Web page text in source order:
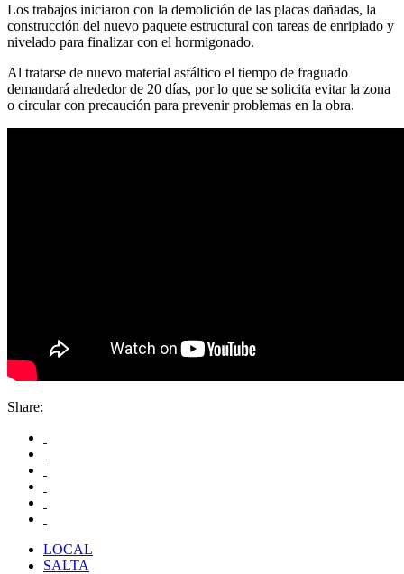
Los trabajos iniciaron con la demolición de las placas dañadas, la
construcción del nuevo paquete estructural con tareas de enripiado y
nivelado para finalizar con el hormigonado.
Al tratarse de nuevo material asfáltico el tiempo de fraguado
demandará alrededor de 20 días, por lo que se solicita evitar la zona
o circular con precaución para prevenir problemas en la obra.
Share:
LOCAL
SALTA